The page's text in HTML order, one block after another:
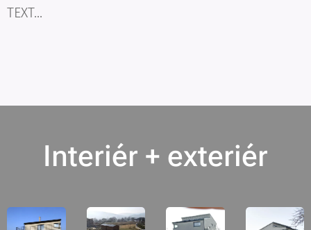
TEXT...
Interiér + exteriér